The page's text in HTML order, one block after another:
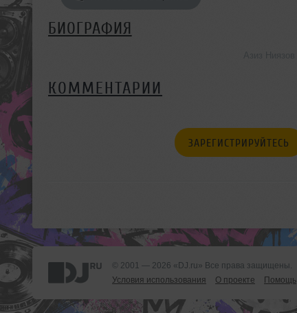
БИОГРАФИЯ
КОММЕНТАРИИ
ЗАРЕГИСТРИРУЙТЕСЬ
© 2001 — 2026 «DJ.ru» Все права защищены.
Условия использования
О проекте Помощь